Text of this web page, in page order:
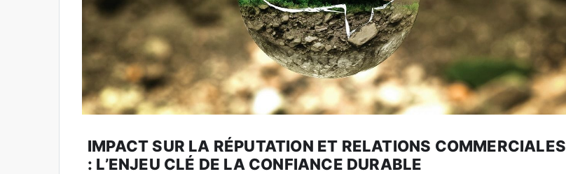
IMPACT SUR LA RÉPUTATION ET RELATIONS COMMERCIALES
: L’ENJEU CLÉ DE LA CONFIANCE DURABLE